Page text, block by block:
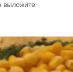
выложите